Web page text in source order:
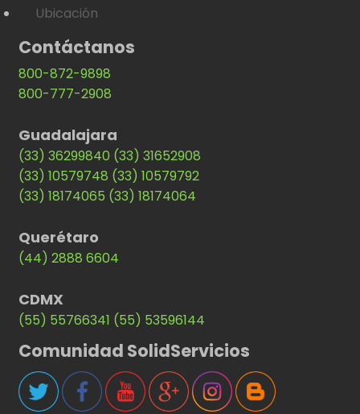
Ubicación
Contáctanos
800-872-9898
800-777-2908
Guadalajara
(33) 36299840 (33) 31652908
(33) 10579748 (33) 10579792
(33) 18174065 (33) 18174064
Querétaro
(44) 2888 6604
CDMX
(55) 55766341 (55) 53596144
Comunidad SolidServicios